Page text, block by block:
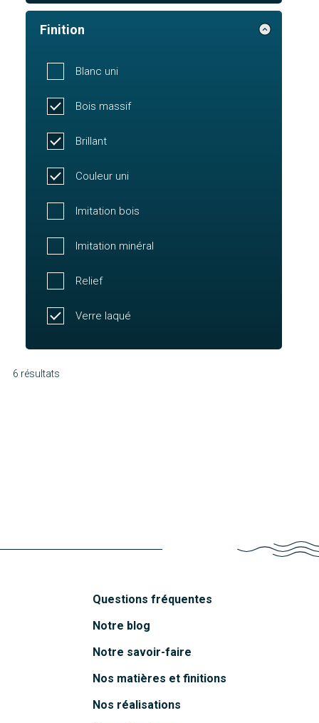
Finition
Blanc uni
Bois massif
Brillant
Couleur uni
Imitation bois
Imitation minéral
Relief
Verre laqué
6 résultats
Questions fréquentes
Notre blog
Notre savoir-faire
Nos matières et finitions
Nos réalisations